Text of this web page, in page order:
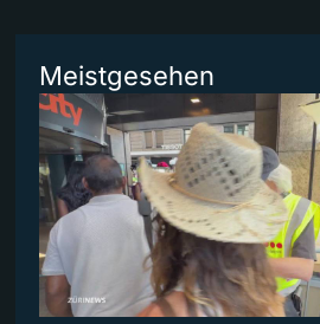
Meistgesehen